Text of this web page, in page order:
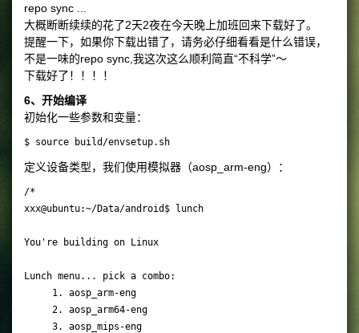
repo sync ...
大概断断续续的花了2天2夜在今天晚上加班回来下载好了。
提醒一下，如果你下载出错了，请务必仔细看看是什么错误，
不是一味的repo sync,我这次这么顺利简直“不科学”～
下载好了！！！！
6、开始编译
初始化一些参数和变量：
定义设备类型，我们使用模拟器（aosp_arm-eng）：
/*
xxx@ubuntu:~/Data/android$ lunch
You're building on Linux
Lunch menu... pick a combo:
     1. aosp_arm-eng
     2. aosp_arm64-eng
     3. aosp_mips-eng